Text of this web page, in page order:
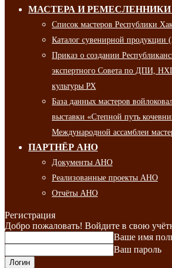
МАСТЕРА И
Список мастеров Республики
Каталог сувенирной продукции
Приказ о создании
экспертного Совета по ДПИ,
культуры РХ
База данных мастеров
выставки «Степной путь
Международной ассамблеи
ПАРТНЁР АНО
Документы АНО
Реализованные проекты АНО
Отчёты АНО
Регистрация
Добро пожаловать! Войдите в свою
Ваше имя
Ваш пароль